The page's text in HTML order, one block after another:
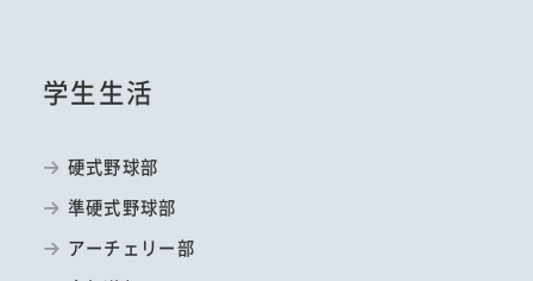
学生生活
硬式野球部
準硬式野球部
アーチェリー部